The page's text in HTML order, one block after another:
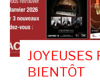
JOYEUSES
BIENTÔT